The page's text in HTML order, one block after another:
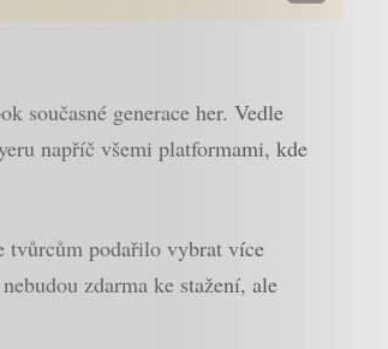
současné generace her. Vedle
napříč všemi platformami, kde
tvůrcům podařilo vybrat více
zdarma ke stažení, ale